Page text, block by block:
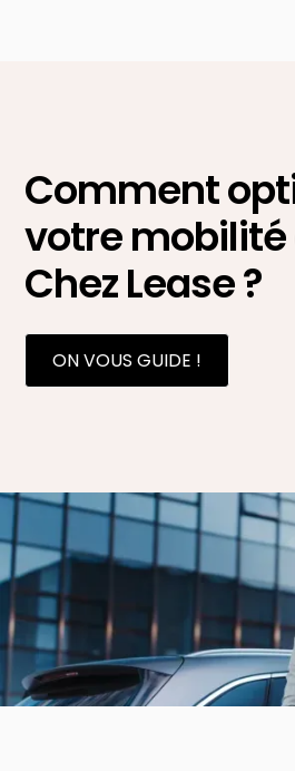
Comment
votre
Chez Lease ?
ON VOUS GUIDE !